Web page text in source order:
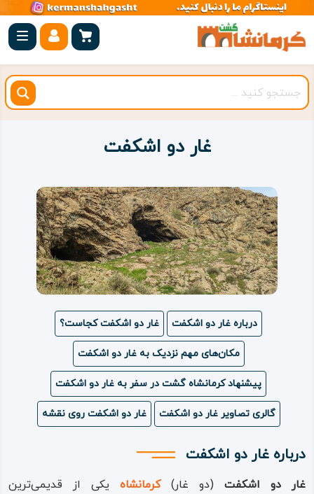
صفحه
اصلی
کرمانشاه
شهرستان
روستاهای
اقامتگاه
غار دو اشکفت
درباره غار دو اشکفت غار دو اشکفت کجاست؟
مکان‌های مهم نزدیک به غار دو اشکفت
پیشنهاد کرمانشاه گشت در سفر به غار دو اشکفت
گالری تصاویر غار دو اشکفت غار دو اشکفت روی نقشه
درباره غار دو اشکفت
غار دو اشکفت (دو غار)کرمانشاه یکی از قدیمی‌ترین